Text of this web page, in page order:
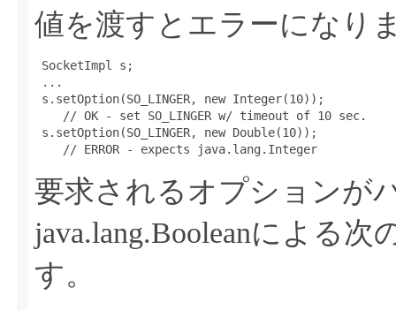
値を渡すとエラーになり
SocketImpl s;
...
s.setOption(SO_LINGER, new Integer(10));
    // OK - set SO_LINGER w/ timeout of 10 sec.
s.setOption(SO_LINGER, new Double(10));
要求されるオプションが
java.lang.Booleanによる
す。